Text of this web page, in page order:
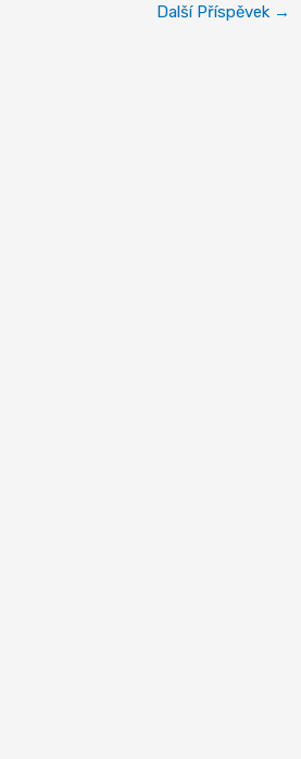
Další Příspěvek →